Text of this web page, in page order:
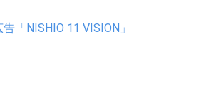
「NISHIO 11 VISION」